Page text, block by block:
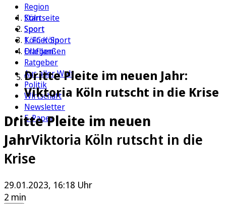
Region
Köln
Sport
1. FC Köln
Erleben
Ratgeber
Aus aller Welt
Politik
Wirtschaft
Newsletter
E-Paper
Startseite
Sport
Kölner Sport
Olaf Janßen
Dritte Pleite im neuen Jahr:
Viktoria Köln rutscht in die Krise
Dritte Pleite im neuen
JahrViktoria Köln rutscht in die
Krise
29.01.2023, 16:18 Uhr
2 min